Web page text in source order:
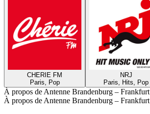
CHERIE FM
Paris, Pop
NRJ
Paris, Hits, Pop
À propos de Antenne Brandenburg – Frankfurt
À propos de Antenne Brandenburg – Frankfurt